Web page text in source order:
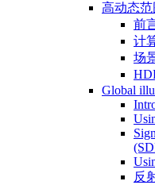
高动态
前
计
场
Global
反